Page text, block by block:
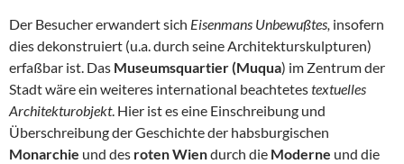
Der Besucher erwandert sich Eisenmans Unbewußtes, insofern
dies dekonstruiert (u.a. durch seine Architekturskulpturen)
erfaßbar ist. Das Museumsquartier (Muqua) im Zentrum der
Stadt wäre ein weiteres international beachtetestextuelles
Architekturobjekt. Hier ist es eine Einschreibung und
Überschreibung der Geschichte der habsburgischen
Monarchie und des roten Wiendurch die Moderne und die